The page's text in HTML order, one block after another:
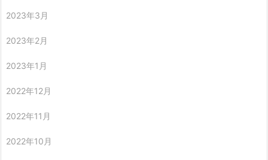
2023年3月
2023年2月
2023年1月
2022年12月
2022年11月
2022年10月